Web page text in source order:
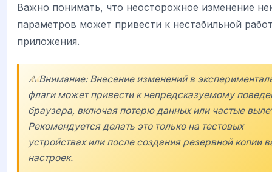
Важно понимать, что неосторожное изменение
параметров может привести к нестабильной
приложения.
⚠️ Внимание: Внесение изменений в
флаги может привести к непредсказуемому
браузера, включая потерю данных или частые
Рекомендуется делать это только на тестовых
устройствах или после создания резервной копии
настроек.